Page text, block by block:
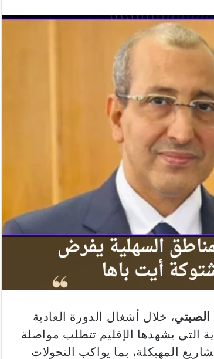
، خلال أشغال الدورة العادية
التي يشهدها الإقليم تتطلب مواصلة
المهيكلة، بما يواكب التحولات